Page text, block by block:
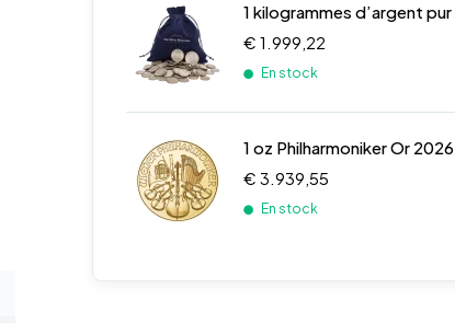
€ 1.999,22
En stock
1 oz Philharmoniker Or 2026
€ 3.939,55
En stock